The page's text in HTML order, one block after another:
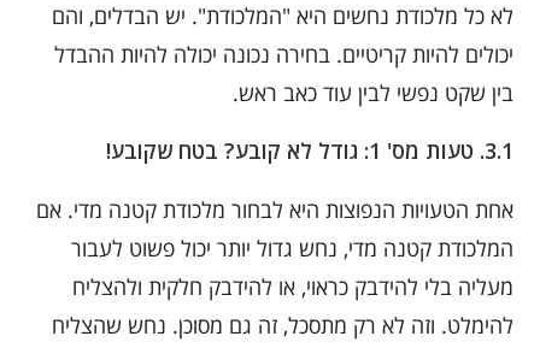
לא כל מלכודת נחשים היא "המלכודת". יש הבדלים, והם
יכולים להיות קריטיים. בחירה נכונה יכולה להיות ההבדל
בין שקט נפשי לבין עוד כאב ראש.
3.1. טעות מס' 1: גודל לא קובע? בטח שקובע!
אחת הטעויות הנפוצות היא לבחור מלכודת קטנה מדי. אם
המלכודת קטנה מדי, נחש גדול יותר יכול פשוט לעבור
מעליה בלי להידבק כראוי, או להידבק חלקית ולהצליח
להימלט. וזה לא רק מתסכל, זה גם מסוכן. נחש שהצליח